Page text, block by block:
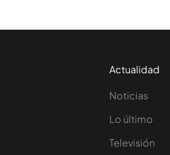
Actualidad
Noticias
Lo último
Televisión